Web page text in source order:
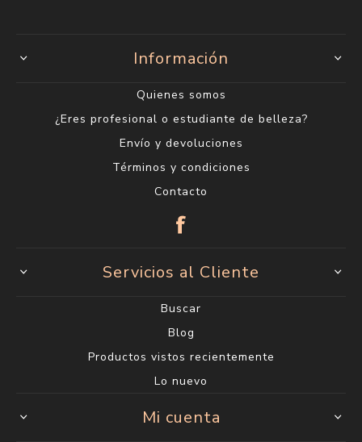
Información
Quienes somos
¿Eres profesional o estudiante de belleza?
Envío y devoluciones
Términos y condiciones
Contacto
Servicios al Cliente
Buscar
Blog
Productos vistos recientemente
Lo nuevo
Mi cuenta